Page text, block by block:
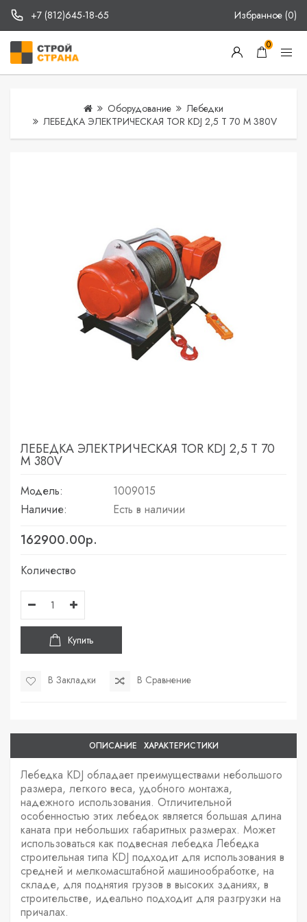
+7 (812)645-18-65 Избранное (0)
0
Оборудование
Лебедки
ЛЕБЕДКА ЭЛЕКТРИЧЕСКАЯ TOR KDJ 2,5 Т 70 М 380V
ЛЕБЕДКА ЭЛЕКТРИЧЕСКАЯ TOR KDJ 2,5 Т 70
М 380V
Модель:
1009015
Наличие:
Есть в наличии
162900.00р.
Количество
Купить
В Закладки В Сравнение
ОПИСАНИЕ ХАРАКТЕРИСТИКИ
Лебедка KDJ обладает преимуществами небольшого
размера, легкого веса, удобного монтажа,
надежного использования. Отличительной
особенностью этих лебедок является большая длина
каната при небольших габаритных размерах. Может
использоваться как подвесная лебедка Лебедка
строительная типа KDJ подходит для использования в
средней и мелкомасштабной машинообработке, на
складе, для поднятия грузов в высоких зданиях, в
строительстве, идеально подходит для разгрузки на
причалах.